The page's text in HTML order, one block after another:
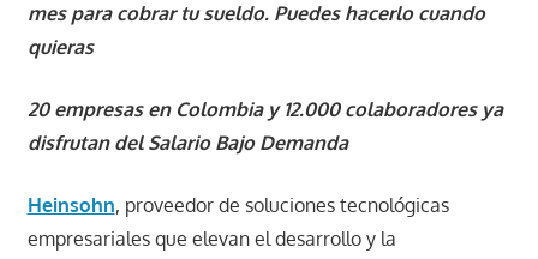
mes para cobrar tu sueldo. Puedes hacerlo cuando
quieras
20 empresas en Colombia y 12.000 colaboradores ya
disfrutan del Salario Bajo Demanda
Heinsohn, proveedor de soluciones tecnológicas
empresariales que elevan el desarrollo y la